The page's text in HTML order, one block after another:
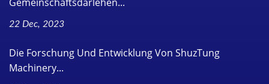
22 Dec, 2023
Die Forschung Und Entwicklung Von ShuzTung
Machinery...